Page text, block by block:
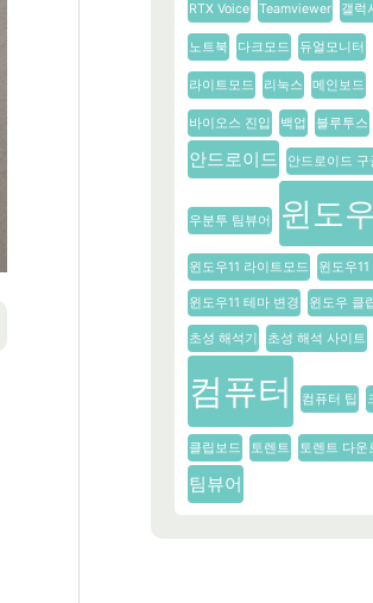
RTX Voice Teamviewer 갤럭
노트북 다크모드 듀얼모니터
라이트모드 리눅스 메인보드
바이오스 진입 백업 블루투스
안드로이드 안드로이드
우분투 팀뷰어 윈도우
윈도우11 라이트모드 윈도우
윈도우11 테마 변경 윈도우 클
초성 해석기 초성 해석 사이트
컴퓨터 컴퓨터 팁
클립보드 토렌트 토렌트 다운
팀뷰어